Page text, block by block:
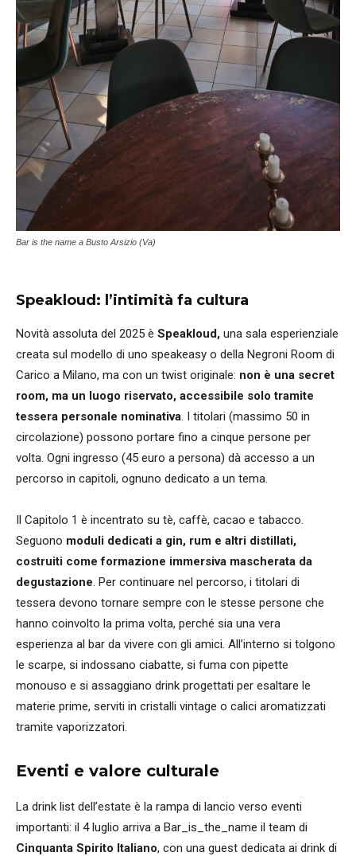
Bar is the name a Busto Arsizio (Va)
Speakloud: l’intimità fa cultura
Novità assoluta del 2025 è Speakloud, una sala esperienziale
creata sul modello di uno speakeasy o della Negroni Room di
Carico a Milano, ma con un twist originale: non è una secret
room, ma un luogo riservato, accessibile solo tramite
tessera personale nominativa. I titolari (massimo 50 in
circolazione) possono portare fino a cinque persone per
volta. Ogni ingresso (45 euro a persona) dà accesso a un
percorso in capitoli, ognuno dedicato a un tema.
Il Capitolo 1 è incentrato su tè, caffè, cacao e tabacco.
Seguono moduli dedicati a gin, rum e altri distillati,
costruiti come formazione immersiva mascherata da
degustazione. Per continuare nel percorso, i titolari di
tessera devono tornare sempre con le stesse persone che
hanno coinvolto la prima volta, perché sia una vera
esperienza al bar da vivere con gli amici. All’interno si tolgono
le scarpe, si indossano ciabatte, si fuma con pipette
monouso e si assaggiano drink progettati per esaltare le
materie prime, serviti in cristalli vintage o calici aromatizzati
tramite vaporizzatori.
Eventi e valore culturale
La drink list dell’estate è la rampa di lancio verso eventi
importanti: il 4 luglio arriva a Bar_is_the_name il team di
Cinquanta Spirito Italiano, con una guest dedicata ai drink di